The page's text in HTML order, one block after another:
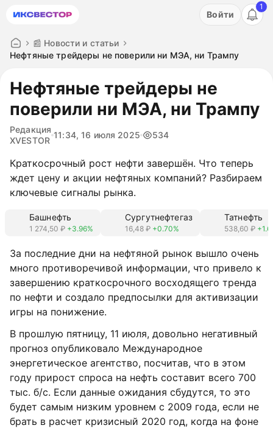
Акция: бесплатный пробный период на 3 дня!
Войти
1
📰 Новости и статьи
Нефтяные трейдеры не поверили ни МЭА, ни Трампу
Нефтяные трейдеры не
поверили ни МЭА, ни Трампу
Редакция
XVESTOR
11:34, 16 июля 2025 534
Краткосрочный рост нефти завершён. Что теперь
ждет цену и акции нефтяных компаний? Разбираем
ключевые сигналы рынка.
Башнефть
1 274,50 ₽ +3.96%
Сургутнефтегаз
16,48 ₽ +0.70%
Татнефть
538,60 ₽
За последние дни на нефтяной рынок вышло очень
много противоречивой информации, что привело к
завершению краткосрочного восходящего тренда
по нефти и создало предпосылки для активизации
игры на понижение.
В прошлую пятницу, 11 июля, довольно негативный
прогноз опубликовало Международное
энергетическое агентство, посчитав, что в этом
году прирост спроса на нефть составит всего 700
тыс. б/с. Если данные ожидания сбудутся, то это
будет самым низким уровнем с 2009 года, если не
брать в расчет кризисный 2020 год, когда на фоне